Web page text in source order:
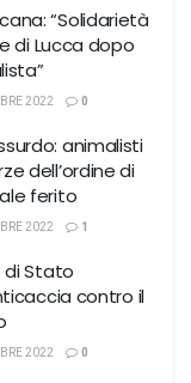
“Solidarietà
di Lucca dopo
2022 0
animalisti
dell’ordine di
ferito
2022 1
di Stato
contro il
2022 0